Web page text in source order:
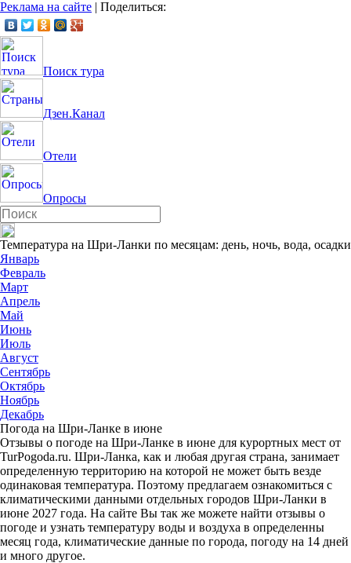
Реклама на сайте | Поделиться:
Поиск тура
Дзен.Канал
Отели
Опросы
Температура на Шри-Ланки по месяцам: день, ночь, вода, осадки
Январь
Февраль
Март
Апрель
Май
Июнь
Июль
Август
Сентябрь
Октябрь
Ноябрь
Декабрь
Погода на Шри-Ланке в июне
Отзывы о погоде на Шри-Ланке в июне для курортных мест от
TurPogoda.ru. Шри-Ланка, как и любая другая страна, занимает
определенную территорию на которой не может быть везде
одинаковая температура. Поэтому предлагаем ознакомиться с
климатическими данными отдельных городов Шри-Ланки в
июне 2027 года. На сайте Вы так же можете найти отзывы о
погоде и узнать температуру воды и воздуха в определенны
месяц года, климатические данные по города, погоду на 14 дней
и много другое.